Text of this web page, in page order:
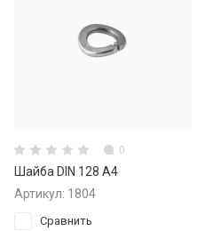
0
Шайба DIN 128 А4
Артикул: 1804
Сравнить